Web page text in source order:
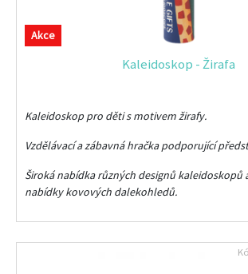
Akce
Kaleidoskop - Žirafa
Kaleidoskop pro děti s motivem žirafy.
Vzdělávací a zábavná hračka podporující
Široká nabídka různých designů kaleidoskopů
nabídky kovových dalekohledů.